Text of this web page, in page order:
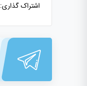
اشتراک گذاری: